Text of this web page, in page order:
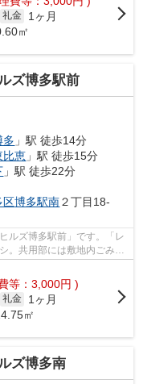
礼金
1ヶ月
㎡
ズ博多駅前
多 」駅 徒歩14分
比恵 」駅 徒歩15分
」駅 徒歩22分
区博多駅南２丁目18-
ルズ博多駅前」です。「レ
。共用部には敷地内ごみ置
等：3,000円 )
礼金
1ヶ月
㎡
ズ博多南